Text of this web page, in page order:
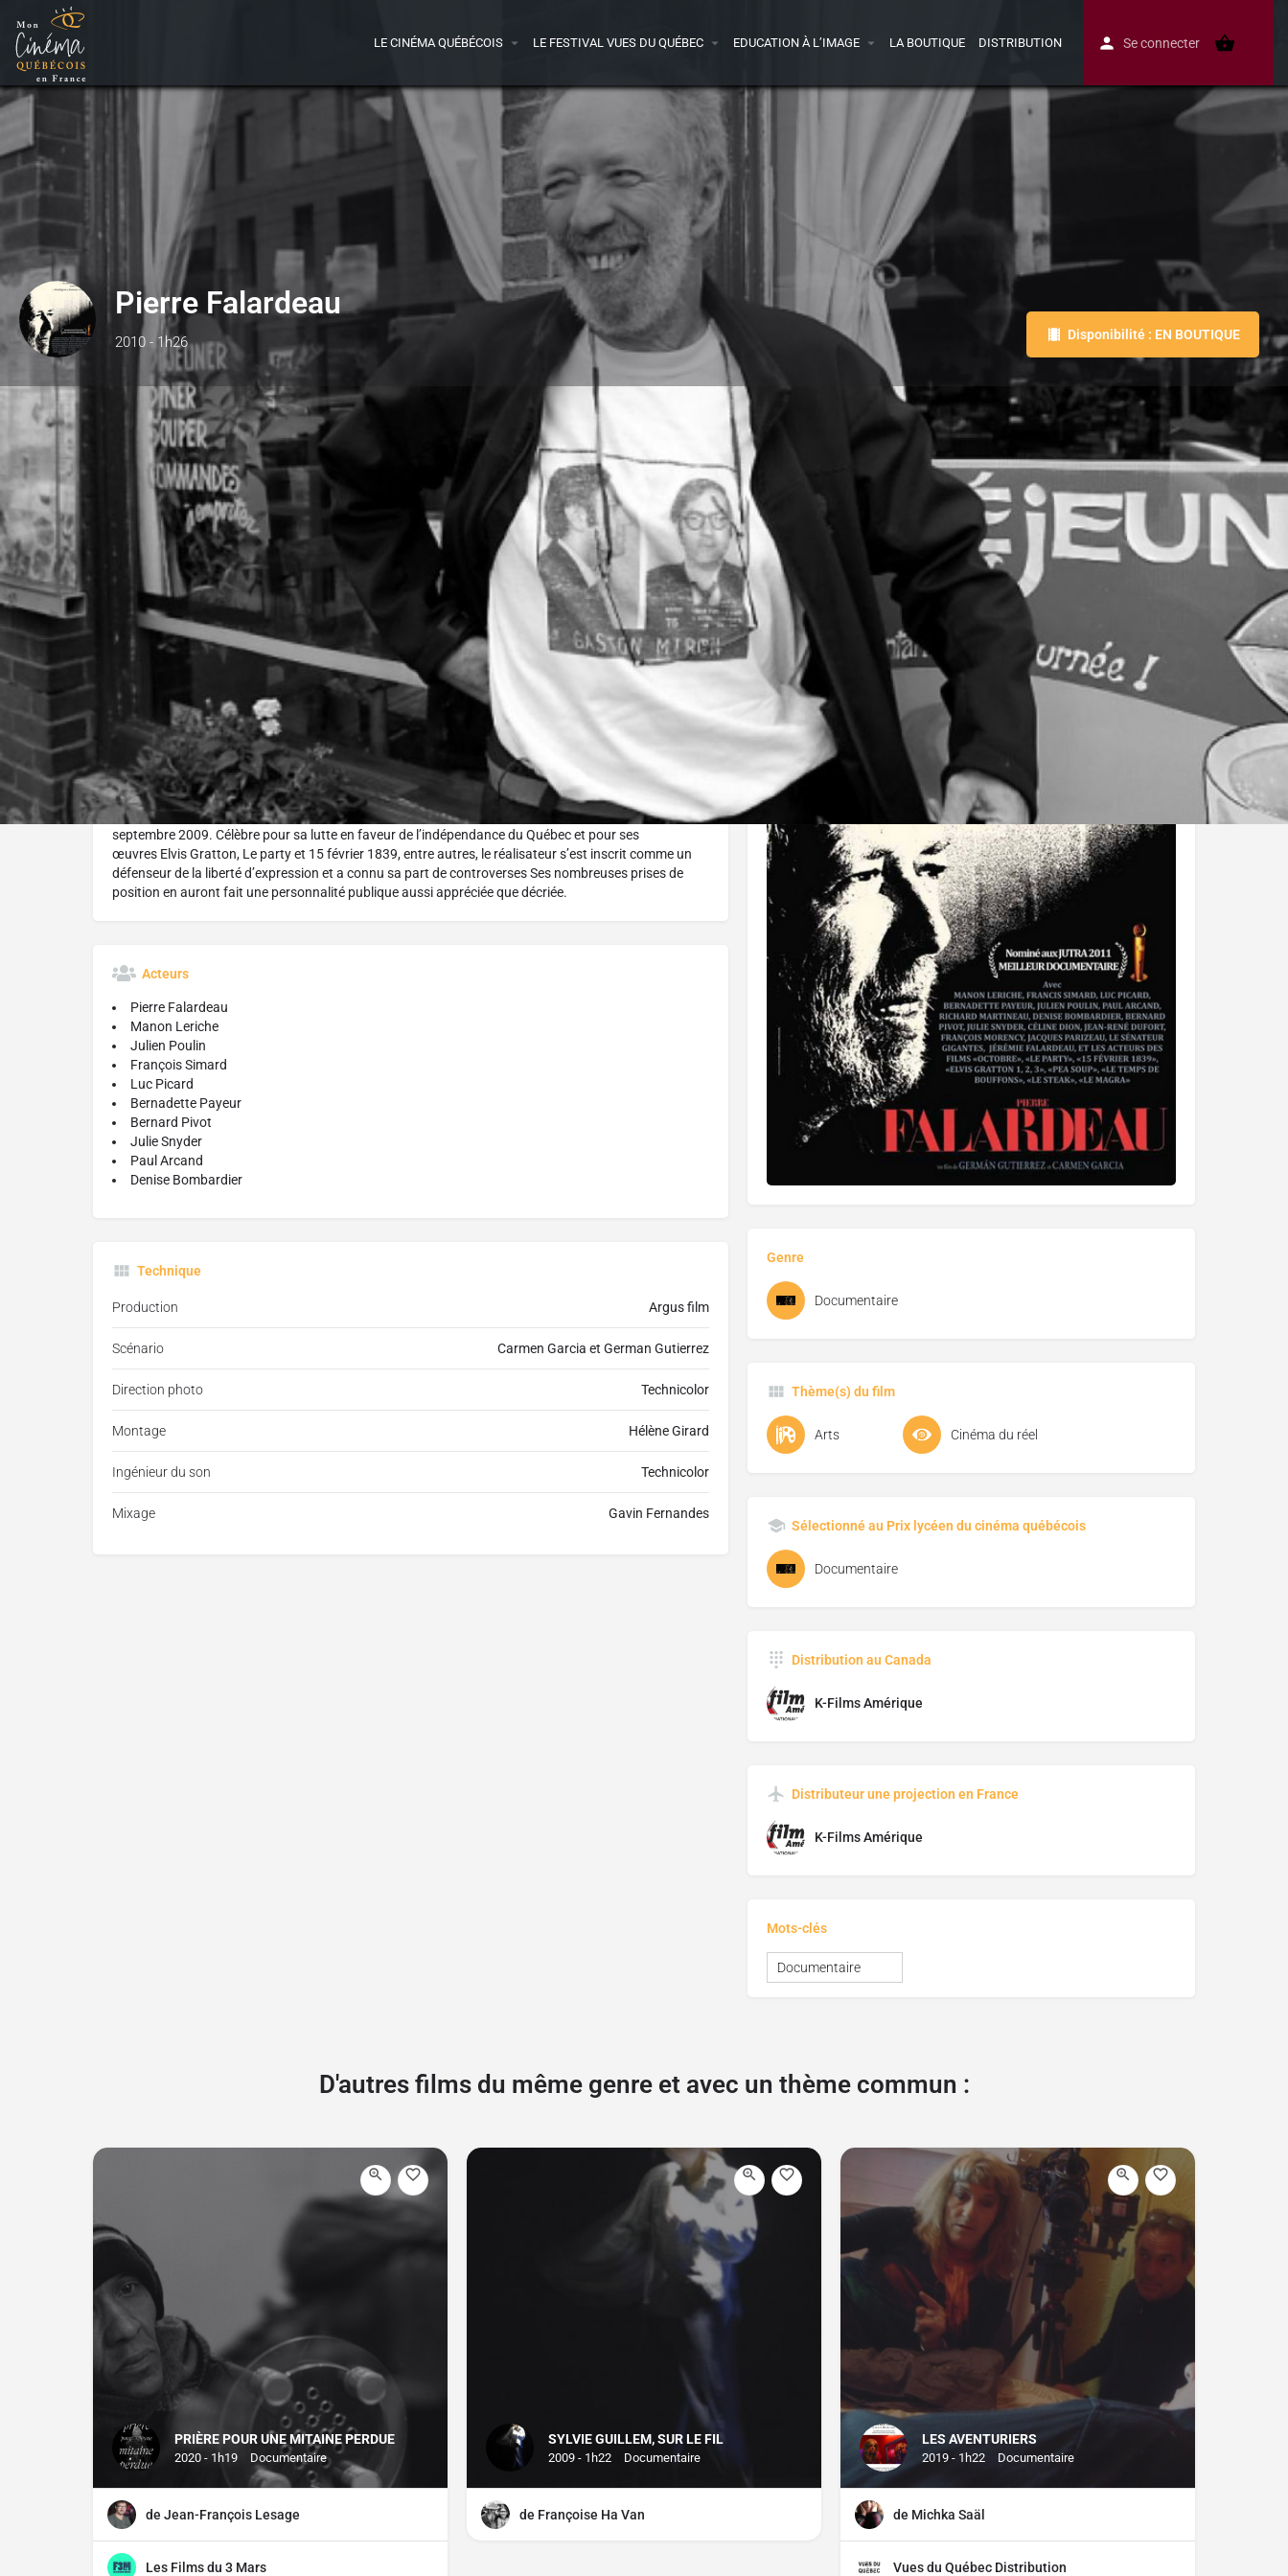
LE CINÉMA QUÉBÉCOIS LE FESTIVAL VUES DU QUÉBEC EDUCATION À L’IMAGE LA BOUTIQUE DISTRIBUTION Se connecter
Pierre Falardeau
2010 - 1h26 Disponibilité : EN BOUTIQUE
Presse Acheter le DVD Avis
J'aime Donnez votre avis
Réalisé par :
Carmen Garcia
L'histoire
À travers des images d’archives et les témoignages de certains de ses proches, les cinéastes Germán
Gutierrez et Carmen Garcia font le portrait du cinéaste et polémiste Pierre Falardeau, décédé le 25
septembre 2009. Célèbre pour sa lutte en faveur de l’indépendance du Québec et pour ses
œuvres Elvis Gratton, Le party et 15 février 1839, entre autres, le réalisateur s’est inscrit comme un
défenseur de la liberté d’expression et a connu sa part de controverses Ses nombreuses prises de
position en auront fait une personnalité publique aussi appréciée que décriée.
Acteurs
Pierre Falardeau
Manon Leriche
Julien Poulin
François Simard
Luc Picard
Bernadette Payeur
Bernard Pivot
Julie Snyder
Paul Arcand
Denise Bombardier
Technique
Production Argus film
Scénario Carmen Garcia et German Gutierrez
Direction photo Technicolor
Montage Hélène Girard
Ingénieur du son Technicolor
Mixage Gavin Fernandes
Genre
Documentaire
Thème(s) du film
Arts Cinéma du réel
Sélectionné au Prix lycéen du cinéma québécois
Documentaire
Distribution au Canada
K-Films Amérique
Distributeur une projection en France
K-Films Amérique
Mots-clés
Documentaire
D'autres films du même genre et avec un thème commun :
PRIÈRE POUR UNE MITAINE PERDUE
2020 - 1h19 Documentaire
de Jean-François Lesage
Les Films du 3 Mars
SYLVIE GUILLEM, SUR LE FIL
2009 - 1h22 Documentaire
de Françoise Ha Van
LES AVENTURIERS
2019 - 1h22 Documentaire
de Michka Saäl
Vues du Québec Distribution